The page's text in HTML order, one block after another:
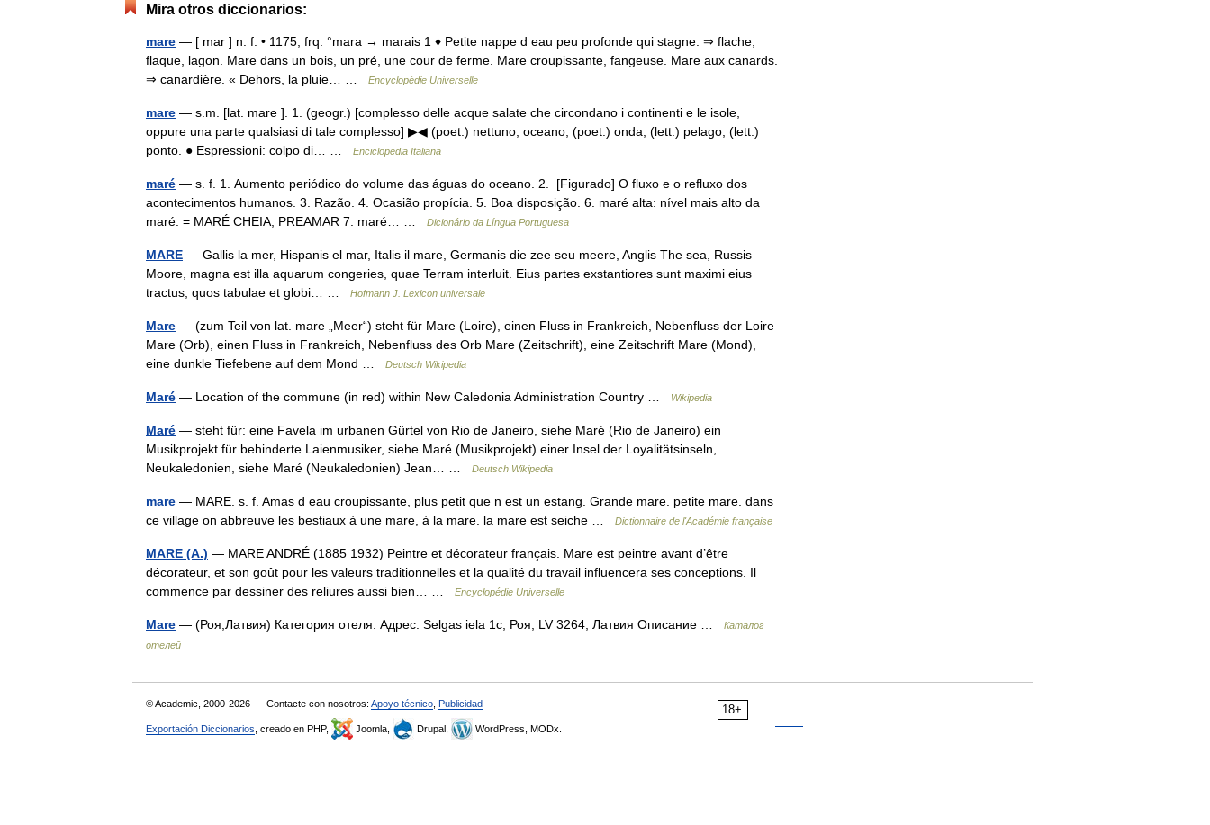
Mira otros diccionarios:
mare — [ mar ] n. f. • 1175; frq. °mara → marais 1 ♦ Petite nappe d eau peu profonde qui stagne. ⇒ flache,
flaque, lagon. Mare dans un bois, un pré, une cour de ferme. Mare croupissante, fangeuse. Mare aux canards.
⇒ canardière. « Dehors, la pluie… …
Encyclopédie Universelle
mare — s.m. [lat. mare ]. 1. (geogr.) [complesso delle acque salate che circondano i continenti e le isole,
oppure una parte qualsiasi di tale complesso] ▶◀ (poet.) nettuno, oceano, (poet.) onda, (lett.) pelago, (lett.)
ponto. ● Espressioni: colpo di… …
Enciclopedia Italiana
maré — s. f. 1. Aumento periódico do volume das águas do oceano. 2. [Figurado] O fluxo e o refluxo dos
acontecimentos humanos. 3. Razão. 4. Ocasião propícia. 5. Boa disposição. 6. maré alta: nível mais alto da
maré. = MARÉ CHEIA, PREAMAR 7. maré… …
Dicionário da Língua Portuguesa
MARE — Gallis la mer, Hispanis el mar, Italis il mare, Germanis die zee seu meere, Anglis The sea, Russis
Moore, magna est illa aquarum congeries, quae Terram interluit. Eius partes exstantiores sunt maximi eius
tractus, quos tabulae et globi… …
Hofmann J. Lexicon universale
Mare — (zum Teil von lat. mare „Meer“) steht für Mare (Loire), einen Fluss in Frankreich, Nebenfluss der Loire
Mare (Orb), einen Fluss in Frankreich, Nebenfluss des Orb Mare (Zeitschrift), eine Zeitschrift Mare (Mond),
eine dunkle Tiefebene auf dem Mond …
Deutsch Wikipedia
Maré — Location of the commune (in red) within New Caledonia Administration Country … Wikipedia
Maré — steht für: eine Favela im urbanen Gürtel von Rio de Janeiro, siehe Maré (Rio de Janeiro) ein
Musikprojekt für behinderte Laienmusiker, siehe Maré (Musikprojekt) einer Insel der Loyalitätsinseln,
Neukaledonien, siehe Maré (Neukaledonien) Jean… …
Deutsch Wikipedia
mare — MARE. s. f. Amas d eau croupissante, plus petit que n est un estang. Grande mare. petite mare. dans
ce village on abbreuve les bestiaux à une mare, à la mare. la mare est seiche …
Dictionnaire de l'Académie française
MARE (A.) — MARE ANDRÉ (1885 1932) Peintre et décorateur français. Mare est peintre avant d’être
décorateur, et son goût pour les valeurs traditionnelles et la qualité du travail influencera ses conceptions. Il
commence par dessiner des reliures aussi bien… …
Encyclopédie Universelle
Mare — (Роя,Латвия) Категория отеля: Адрес: Selgas iela 1c, Роя, LV 3264, Латвия Описание …
Каталог
отелей
18+
© Academic, 2000-2026 Contacte con nosotros: Apoyo técnico Publicidad
Exportación Diccionarios , creado en PHP, Joomla, Drupal, WordPress, MODx.